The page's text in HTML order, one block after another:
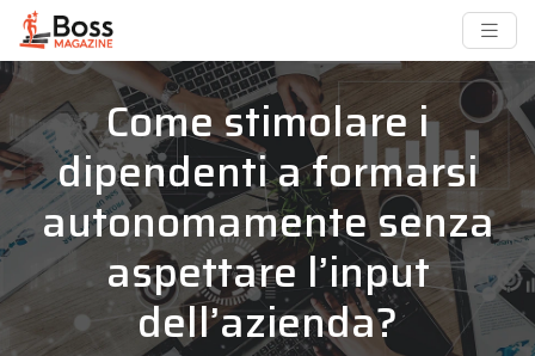
Come stimolare i
dipendenti a formarsi
autonomamente senza
aspettare l’input
dell’azienda?